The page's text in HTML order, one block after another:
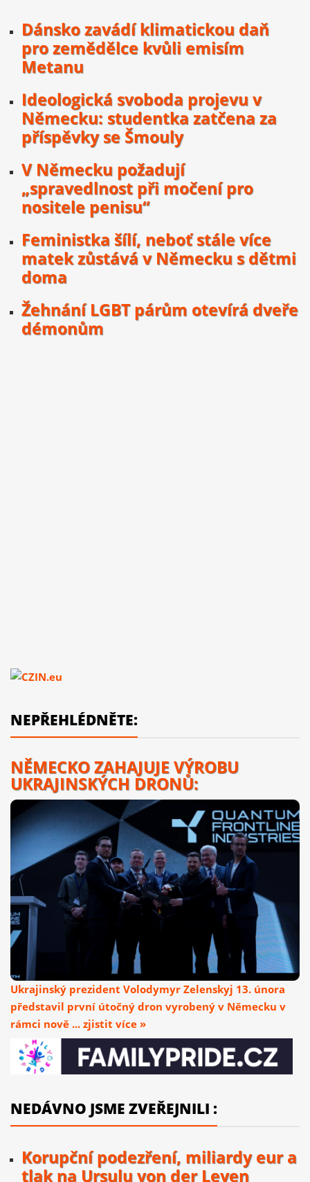
Dánsko zavádí klimatickou daň
pro zemědělce kvůli emisím
Metanu
Ideologická svoboda projevu v
Německu: studentka zatčena za
příspěvky se Šmouly
V Německu požadují
„spravedlnost při močení pro
nositele penisu“
Feministka šílí, neboť stále více
matek zůstává v Německu s dětmi
doma
Žehnání LGBT párům otevírá dveře
démonům
NEPŘEHLÉDNĚTE:
NĚMECKO ZAHAJUJE VÝROBU
UKRAJINSKÝCH DRONŮ:
Ukrajinský prezident Volodymyr Zelenskyj 13. února
představil první útočný dron vyrobený v Německu v
rámci nově ... zjistit více »
NEDÁVNO JSME ZVEŘEJNILI :
Korupční podezření, miliardy eur a
tlak na Ursulu von der Leyen